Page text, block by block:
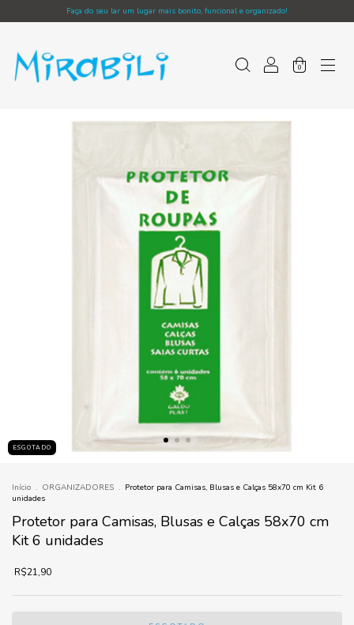
Faça do seu lar um lugar mais bonito, funcional e organizado!
0
ESGOTADO
Início . ORGANIZADORES . Protetor para Camisas, Blusas e Calças 58x70 cm Kit 6
unidades
Protetor para Camisas, Blusas e Calças 58x70 cm
Kit 6 unidades
R$21,90